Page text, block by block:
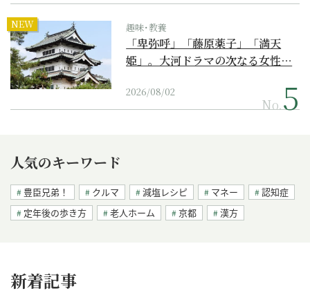
NEW 趣味･教養
「卑弥呼」「藤原薬子」「満天
姫」。大河ドラマの次なる女性…
2026/08/02
No.
人気のキーワード
豊臣兄弟！ クルマ 減塩レシピ マネー
認知症
定年後の歩き方
老人ホーム 京都 漢方
新着記事